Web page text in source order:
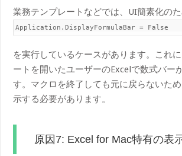
業務テンプレートなどでは、UI簡素化の
Application.DisplayFormulaBar = False
を実行しているケースがあります。これ
ートを開いたユーザーのExcelで数式バー
す。マクロを終了しても元に戻らないた
示する必要があります。
原因7: Excel for Mac特有の表